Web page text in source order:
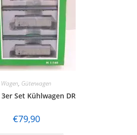
Wagen, Güterwagen
Set Kühlwagen DR
€79,90